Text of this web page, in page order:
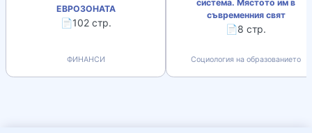
ЕВРОЗОНАТА
📄102 стр.
ФИНАНСИ
система. Мястото им в
съвременния свят
📄8 стр.
Социология на образованието